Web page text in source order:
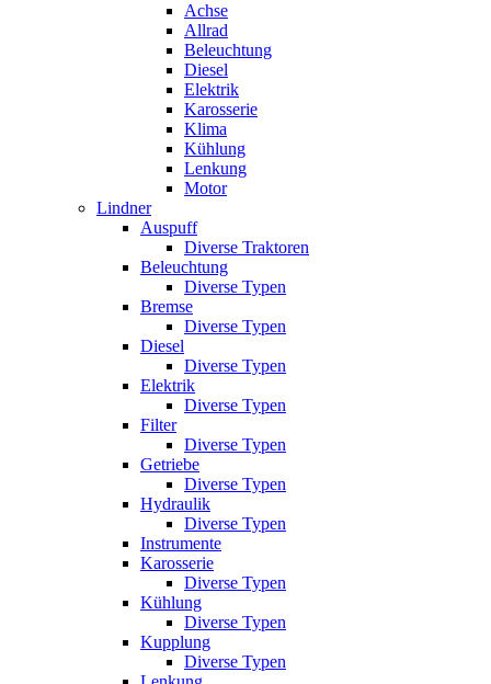
Achse
Allrad
Beleuchtung
Diesel
Elektrik
Karosserie
Klima
Kühlung
Lenkung
Motor
Lindner
Auspuff
Diverse Traktoren
Beleuchtung
Diverse Typen
Bremse
Diverse Typen
Diesel
Diverse Typen
Elektrik
Diverse Typen
Filter
Diverse Typen
Getriebe
Diverse Typen
Hydraulik
Diverse Typen
Instrumente
Karosserie
Diverse Typen
Kühlung
Diverse Typen
Kupplung
Diverse Typen